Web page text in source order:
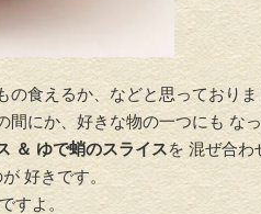
の食えるか、などと思っており
間にか、好きな物の一つにも な
＆ ゆで蛸のスライスを 混ぜ合わ
好きです。
すよ。